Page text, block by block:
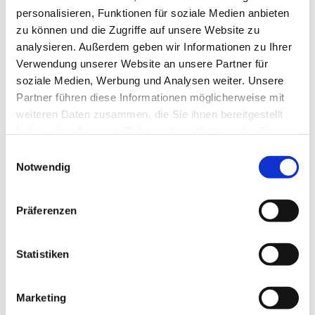
personalisieren, Funktionen für soziale Medien anbieten
zu können und die Zugriffe auf unsere Website zu
analysieren. Außerdem geben wir Informationen zu Ihrer
Verwendung unserer Website an unsere Partner für
soziale Medien, Werbung und Analysen weiter. Unsere
Partner führen diese Informationen möglicherweise mit
weiteren Daten zusammen, die Sie ihnen bereitgestellt
Notwendig
Präferenzen
Statistiken
Marketing
Aufbrechen veralteter
Strukturen, aber nicht mit der
Abrissbirne. „Ich setze auf
Expertise, Empathie und
Stehvermögen– gewürzt mit
einer Prise Humor.“Als gut
Entscheider*innen und
Lehre, Politik sowie
Immobilienwirtschaft. Intensive